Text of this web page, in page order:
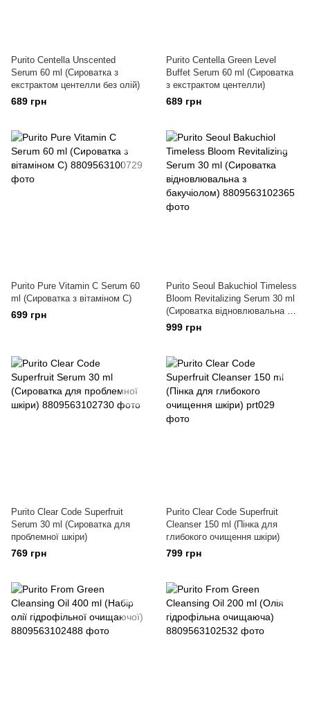
Purito Centella Unscented
Serum 60 ml (Сироватка з
екстрактом центелли без олій)
689 грн
Purito Centella Green Level
Buffet Serum 60 ml (Сироватка
з екстрактом центелли)
689 грн
Purito Pure Vitamin C Serum 60
ml (Сироватка з вітаміном С)
699 грн
Purito Seoul Bakuchiol Timeless
Bloom Revitalizing Serum 30 ml
(Сироватка відновлювальна з
бакучіолом)
999 грн
Purito Clear Code Superfruit
Serum 30 ml (Сироватка для
проблемної шкіри)
769 грн
Purito Clear Code Superfruit
Cleanser 150 ml (Пінка для
глибокого очищення шкіри)
799 грн